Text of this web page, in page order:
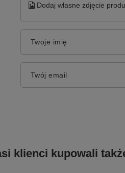
Dodaj własne zdjęcie
Twoje imię
Twój email
klienci kupowali